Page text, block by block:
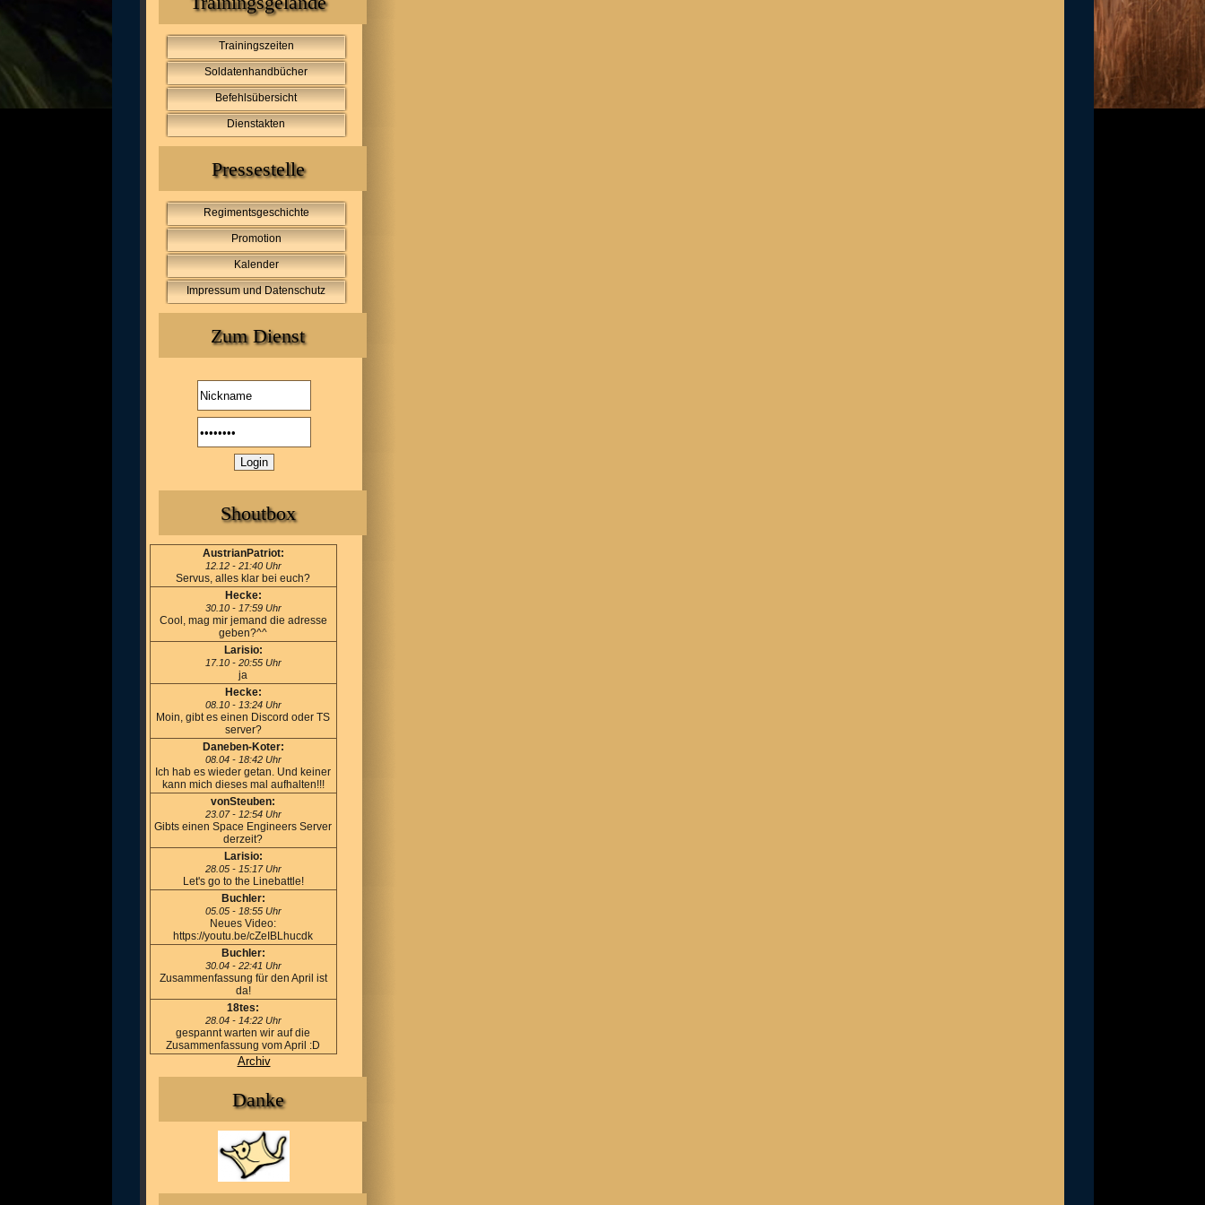
Trainingszeiten
Soldatenhandbücher
Befehlsübersicht
Dienstakten
Pressestelle
Regimentsgeschichte
Promotion
Kalender
Impressum und Datenschutz
Zum Dienst
Shoutbox
AustrianPatriot:
12.12 - 21:40 Uhr
Servus, alles klar bei euch?
Hecke:
30.10 - 17:59 Uhr
Cool, mag mir jemand die adresse
geben?^^
Larisio:
17.10 - 20:55 Uhr
ja
Hecke:
08.10 - 13:24 Uhr
Moin, gibt es einen Discord oder TS
server?
Daneben-Koter:
08.04 - 18:42 Uhr
Ich hab es wieder getan. Und keiner
kann mich dieses mal aufhalten!!!
vonSteuben:
23.07 - 12:54 Uhr
Gibts einen Space Engineers Server
derzeit?
Larisio:
28.05 - 15:17 Uhr
Let's go to the Linebattle!
Buchler:
05.05 - 18:55 Uhr
Neues Video:
https://youtu.be/cZeIBLhucdk
Buchler:
30.04 - 22:41 Uhr
Zusammenfassung für den April ist
da!
18tes:
28.04 - 14:22 Uhr
gespannt warten wir auf die
Zusammenfassung vom April :D
Archiv
Danke